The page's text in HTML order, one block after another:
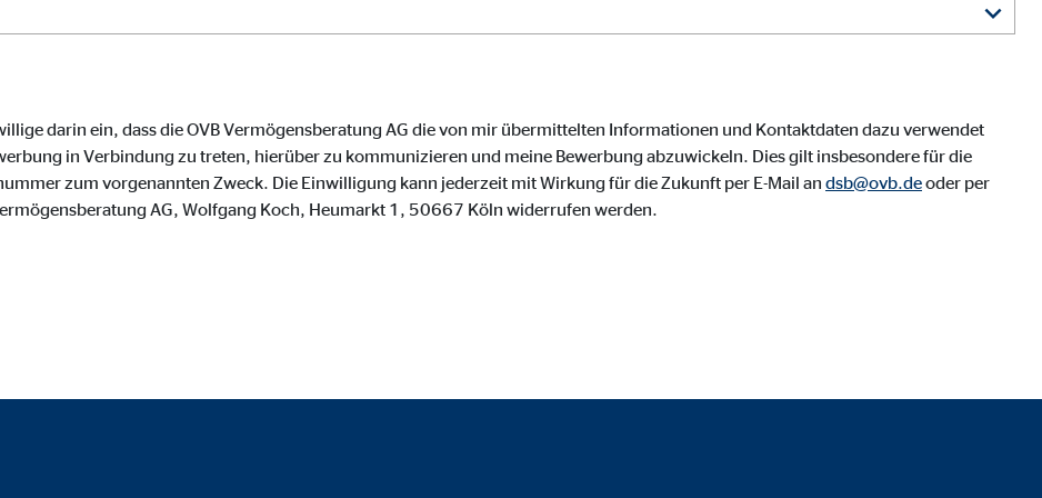
darin ein, dass die OVB Vermögensberatung AG die von mir übermittelten Informationen und Kontaktdaten dazu verwendet
in Verbindung zu treten, hierüber zu kommunizieren und meine Bewerbung abzuwickeln. Dies gilt insbesondere für die
zum vorgenannten Zweck. Die Einwilligung kann jederzeit mit Wirkung für die Zukunft per E-Mail an dsb@ovb.deoder per
AG, Wolfgang Koch, Heumarkt 1, 50667 Köln widerrufen werden.